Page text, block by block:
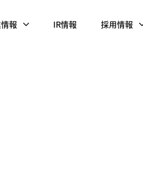
報 IR情報 採用情報